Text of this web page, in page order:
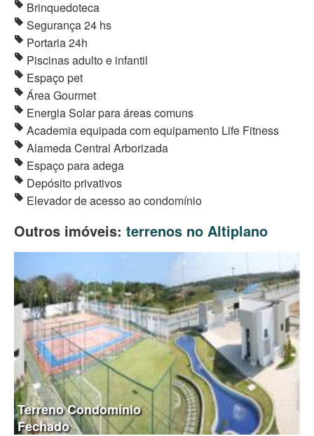
Brinquedoteca
Segurança 24 hs
Portaria 24h
Piscinas adulto e infantil
Espaço pet
Área Gourmet
Energia Solar para áreas comuns
Academia equipada com equipamento Life Fitness
Alameda Central Arborizada
Espaço para adega
Depósito privativos
Elevador de acesso ao condomínio
Outros imóveis: terrenos no Altiplano
Terreno Condomínio
Fechado